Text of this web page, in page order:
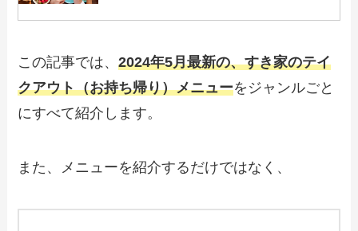
イクアウトメニュー！持ち帰りの弁当メ
ニューや注文方法も解説
【2024年最新】スタバの持ち帰り人気メ
この記事では、2024年5月最新の、すき家のテイ
クアウト（お持ち帰り）メニューをジャンルごと
にすべて紹介します。
また、メニューを紹介するだけではなく、